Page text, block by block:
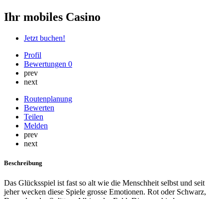
Ihr mobiles Casino
Jetzt buchen!
Profil
Bewertungen 0
prev
next
Routenplanung
Bewerten
Teilen
Melden
prev
next
Beschreibung
Das Glücksspiel ist fast so alt wie die Menschheit selbst und seit
jeher wecken diese Spiele grosse Emotionen. Rot oder Schwarz,